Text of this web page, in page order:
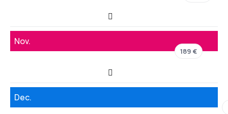
Nov.
189 €
Dec.